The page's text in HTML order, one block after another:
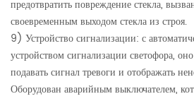
предотвратить повреждение стекла,
своевременным выходом стекла из строя.
9) Устройство сигнализации: с
устройством сигнализации светофора,
подавать сигнал тревоги и отображать
Оборудован аварийным выключателем,